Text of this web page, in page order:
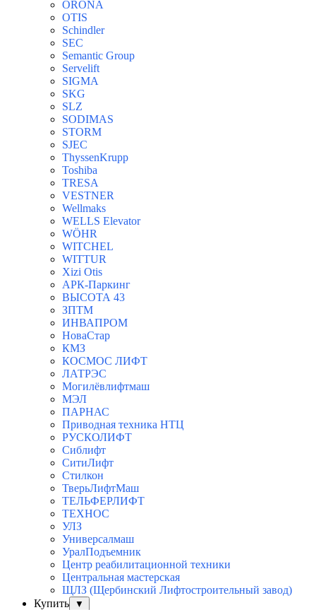
ORONA
OTIS
Schindler
SEC
Semantic Group
Servelift
SIGMA
SKG
SLZ
SODIMAS
STORM
SJEC
ThyssenKrupp
Toshiba
TRESA
VESTNER
Wellmaks
WELLS Elevator
WÖHR
WITCHEL
WITTUR
Xizi Otis
АРК-Паркинг
ВЫСОТА 43
ЗПТМ
ИНВАПРОМ
НоваСтар
КМЗ
КОСМОС ЛИФТ
ЛАТРЭС
Могилёвлифтмаш
МЭЛ
ПАРНАС
Приводная техника НТЦ
РУСКОЛИФТ
Сиблифт
СитиЛифт
Стилкон
ТверьЛифтМаш
ТЕЛЬФЕРЛИФТ
ТЕХНОС
УЛЗ
Универсалмаш
УралПодъемник
Центр реабилитационной техники
Центральная мастерская
ЩЛЗ (Щербинский Лифтостроительный завод)
Купить
▼